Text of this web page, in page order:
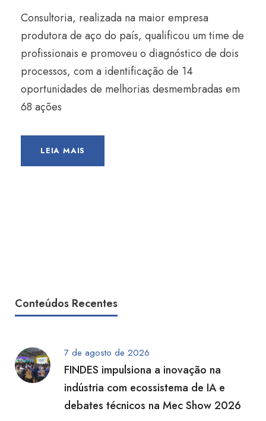
Consultoria, realizada na maior empresa
produtora de aço do país, qualificou um time de
profissionais e promoveu o diagnóstico de dois
processos, com a identificação de 14
oportunidades de melhorias desmembradas em
68 ações
LEIA MAIS
Conteúdos Recentes
7 de agosto de 2026
FINDES impulsiona a inovação na
indústria com ecossistema de IA e
debates técnicos na Mec Show 2026